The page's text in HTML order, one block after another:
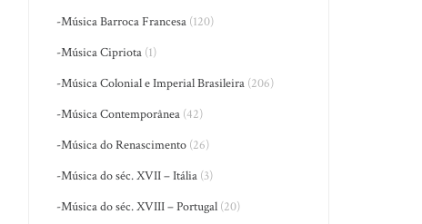
-Música Barroca Francesa (120)
-Música Cipriota (1)
-Música Colonial e Imperial Brasileira (206)
-Música Contemporânea (42)
-Música do Renascimento (26)
-Música do séc. XVII – Itália (3)
-Música do séc. XVIII – Portugal (20)